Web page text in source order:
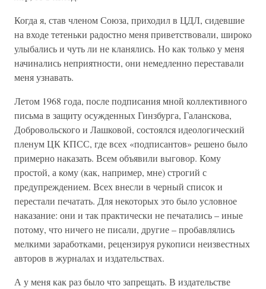
Когда я, став членом Союза, приходил в ЦДЛ, сидевшие
на входе тетеньки радостно меня приветствовали, широко
улыбались и чуть ли не кланялись. Но как только у меня
начинались неприятности, они немедленно переставали
меня узнавать.
Летом 1968 года, после подписания мной коллективного
письма в защиту осужденных Гинзбурга, Галанскова,
Добровольского и Лашковой, состоялся идеологический
пленум ЦК КПСС, где всех «подписантов» решено было
примерно наказать. Всем объявили выговор. Кому
простой, а кому (как, например, мне) строгий с
предупреждением. Всех внесли в черный список и
перестали печатать. Для некоторых это было условное
наказание: они и так практически не печатались – иные
потому, что ничего не писали, другие – пробавлялись
мелкими заработками, рецензируя рукописи неизвестных
авторов в журналах и издательствах.
А у меня как раз было что запрещать. В издательстве